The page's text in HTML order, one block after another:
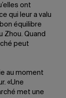
ont
qui leur a valu
équilibre
Zhou. Quand
peut
au moment
«Une
met une